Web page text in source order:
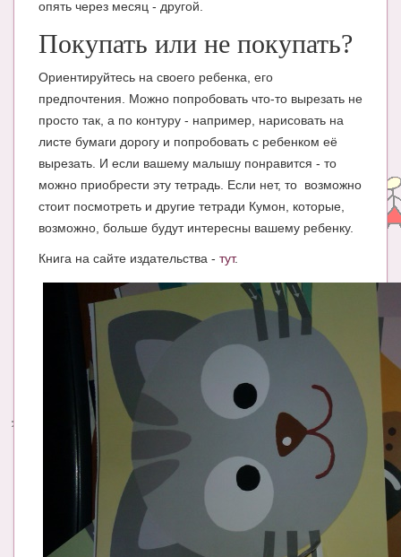
О проекте
Сотрудничество. Авторам
опять через месяц - другой.
Покупать или не покупать?
Ориентируйтесь на своего ребенка, его
предпочтения. Можно попробовать что-то вырезать не
просто так, а по контуру - например, нарисовать на
листе бумаги дорогу и попробовать с ребенком её
вырезать. И если вашему малышу понравится - то
можно приобрести эту тетрадь. Если нет, то возможно
стоит посмотреть и другие тетради Кумон, которые,
возможно, больше будут интересны вашему ребенку.
Книга на сайте издательства - тут.